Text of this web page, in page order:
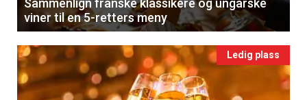
Sammenlign franske klassikere og ungarske
viner til en 5-retters meny
Ledig plass